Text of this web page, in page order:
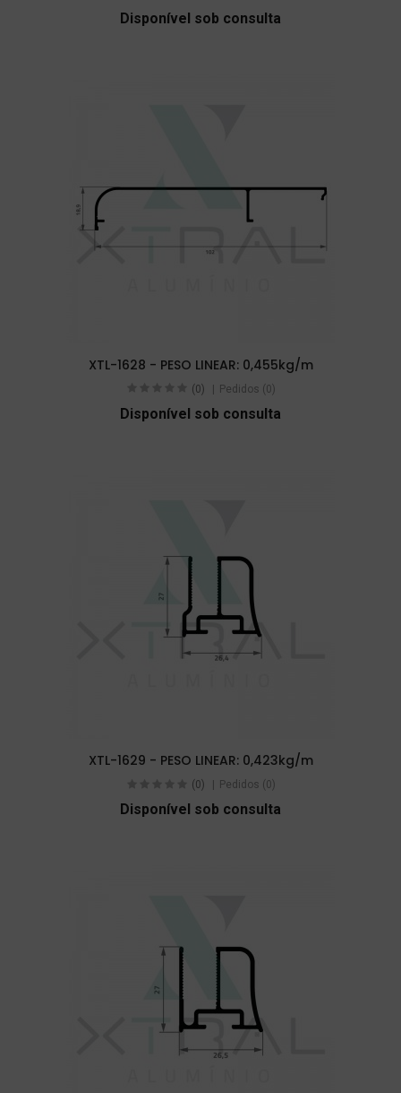
Disponível sob consulta
XTL-1628 - PESO LINEAR: 0,455kg/m
(0) Pedidos (0)
Disponível sob consulta
XTL-1629 - PESO LINEAR: 0,423kg/m
(0) Pedidos (0)
Disponível sob consulta